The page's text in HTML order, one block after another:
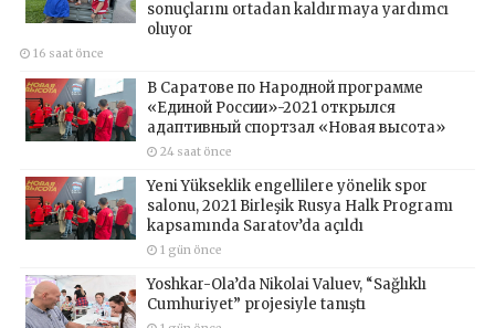
sonuçlarını ortadan kaldırmaya yardımcı
oluyor
16 saat önce
В Саратове по Народной программе
«Единой России»-2021 открылся
адаптивный спортзал «Новая высота»
24 saat önce
Yeni Yükseklik engellilere yönelik spor
salonu, 2021 Birleşik Rusya Halk Programı
kapsamında Saratov’da açıldı
1 gün önce
Yoshkar-Ola’da Nikolai Valuev, “Sağlıklı
Cumhuriyet” projesiyle tanıştı